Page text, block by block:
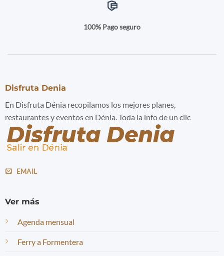
100% Pago seguro
Disfruta Denia
En Disfruta Dénia recopilamos los mejores planes,
restaurantes y eventos en Dénia. Toda la info de un clic
EMAIL
Ver más
Agenda mensual
Ferry a Formentera